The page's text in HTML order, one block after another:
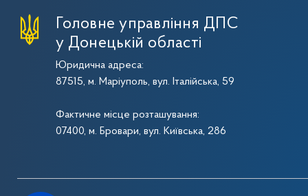
Головне управління ДПС
у Донецькій області
Юридична адреса:
87515, м. Маріуполь, вул. Італійська, 59
Фактичне місце розташування:
07400, м. Бровари, вул. Київська, 286